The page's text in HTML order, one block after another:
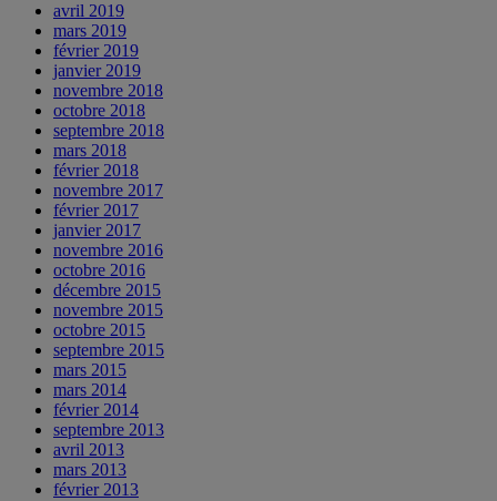
avril 2019
mars 2019
février 2019
janvier 2019
novembre 2018
octobre 2018
septembre 2018
mars 2018
février 2018
novembre 2017
février 2017
janvier 2017
novembre 2016
octobre 2016
décembre 2015
novembre 2015
octobre 2015
septembre 2015
mars 2015
mars 2014
février 2014
septembre 2013
avril 2013
mars 2013
février 2013